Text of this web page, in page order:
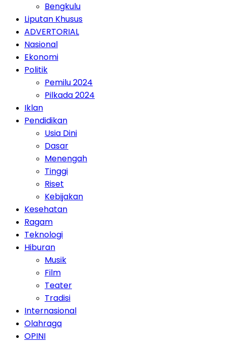
Bengkulu
Liputan Khusus
ADVERTORIAL
Nasional
Ekonomi
Politik
Pemilu 2024
Pilkada 2024
Iklan
Pendidikan
Usia Dini
Dasar
Menengah
Tinggi
Riset
Kebijakan
Kesehatan
Ragam
Teknologi
Hiburan
Musik
Film
Teater
Tradisi
Internasional
Olahraga
OPINI